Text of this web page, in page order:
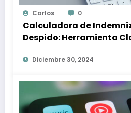
Carlos 0
Calculadora de
Despido: Herramienta
Proteger tus Derechos
Diciembre 30, 2024